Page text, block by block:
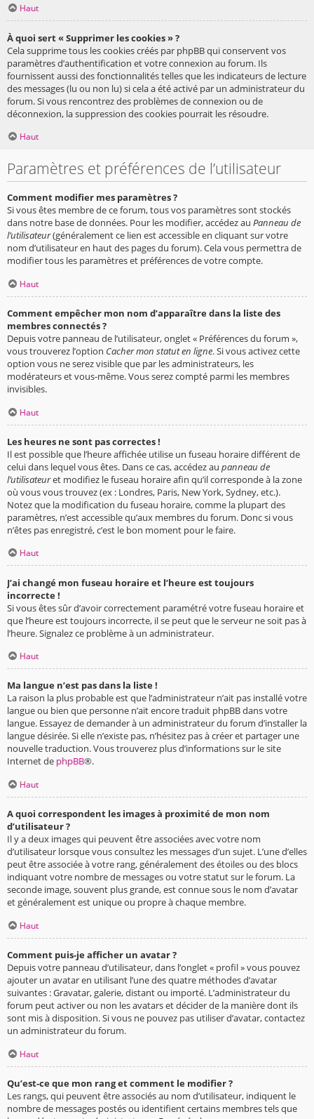
Haut
À quoi sert « Supprimer les cookies » ?
Cela supprime tous les cookies créés par phpBB qui conservent vos
paramètres d’authentification et votre connexion au forum. Ils
fournissent aussi des fonctionnalités telles que les indicateurs de lecture
des messages (lu ou non lu) si cela a été activé par un administrateur du
forum. Si vous rencontrez des problèmes de connexion ou de
déconnexion, la suppression des cookies pourrait les résoudre.
Haut
Paramètres et préférences de l’utilisateur
Comment modifier mes paramètres ?
Si vous êtes membre de ce forum, tous vos paramètres sont stockés
dans notre base de données. Pour les modifier, accédez au Panneau de
l’utilisateur(généralement ce lien est accessible en cliquant sur votre
nom d’utilisateur en haut des pages du forum). Cela vous permettra de
modifier tous les paramètres et préférences de votre compte.
Haut
Comment empêcher mon nom d’apparaître dans la liste des
membres connectés ?
Depuis votre panneau de l’utilisateur, onglet « Préférences du forum »,
vous trouverez l’option Cacher mon statut en ligne. Si vous activez cette
option vous ne serez visible que par les administrateurs, les
modérateurs et vous-même. Vous serez compté parmi les membres
invisibles.
Haut
Les heures ne sont pas correctes !
Il est possible que l’heure affichée utilise un fuseau horaire différent de
celui dans lequel vous êtes. Dans ce cas, accédez au panneau de
l’utilisateuret modifiez le fuseau horaire afin qu’il corresponde à la zone
où vous vous trouvez (ex : Londres, Paris, New York, Sydney, etc.).
Notez que la modification du fuseau horaire, comme la plupart des
paramètres, n’est accessible qu’aux membres du forum. Donc si vous
n’êtes pas enregistré, c’est le bon moment pour le faire.
Haut
J’ai changé mon fuseau horaire et l’heure est toujours
incorrecte !
Si vous êtes sûr d’avoir correctement paramétré votre fuseau horaire et
que l’heure est toujours incorrecte, il se peut que le serveur ne soit pas à
l’heure. Signalez ce problème à un administrateur.
Haut
Ma langue n’est pas dans la liste !
La raison la plus probable est que l’administrateur n’ait pas installé votre
langue ou bien que personne n’ait encore traduit phpBB dans votre
langue. Essayez de demander à un administrateur du forum d’installer la
langue désirée. Si elle n’existe pas, n’hésitez pas à créer et partager une
nouvelle traduction. Vous trouverez plus d’informations sur le site
Internet de phpBB®.
Haut
A quoi correspondent les images à proximité de mon nom
d’utilisateur ?
Il y a deux images qui peuvent être associées avec votre nom
d’utilisateur lorsque vous consultez les messages d’un sujet. L’une d’elles
peut être associée à votre rang, généralement des étoiles ou des blocs
indiquant votre nombre de messages ou votre statut sur le forum. La
seconde image, souvent plus grande, est connue sous le nom d’avatar
et généralement est unique ou propre à chaque membre.
Haut
Comment puis-je afficher un avatar ?
Depuis votre panneau d’utilisateur, dans l’onglet « profil » vous pouvez
ajouter un avatar en utilisant l’une des quatre méthodes d’avatar
suivantes : Gravatar, galerie, distant ou importé. L’administrateur du
forum peut activer ou non les avatars et décider de la manière dont ils
sont mis à disposition. Si vous ne pouvez pas utiliser d’avatar, contactez
un administrateur du forum.
Haut
Qu’est-ce que mon rang et comment le modifier ?
Les rangs, qui peuvent être associés au nom d’utilisateur, indiquent le
nombre de messages postés ou identifient certains membres tels que